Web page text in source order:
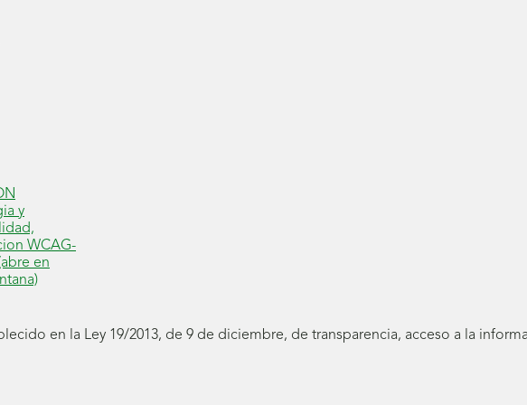
en la Ley 19/2013, de 9 de diciembre, de transparencia, acceso a la